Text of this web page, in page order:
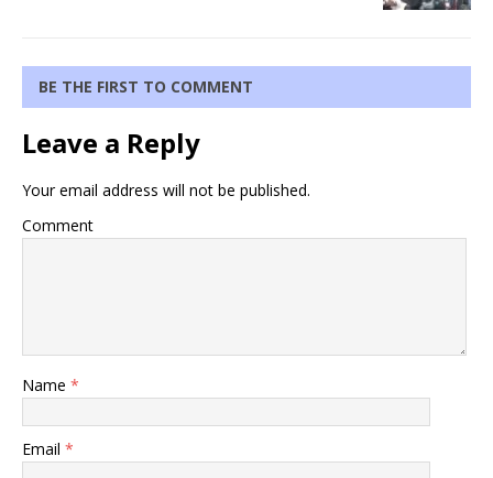
BE THE FIRST TO COMMENT
Leave a Reply
Your email address will not be published.
Comment
Name *
Email *